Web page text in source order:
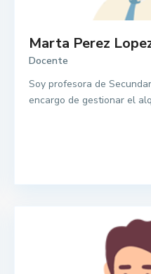
Marta Perez
Docente
Soy profesora de
encargo de gestionar el